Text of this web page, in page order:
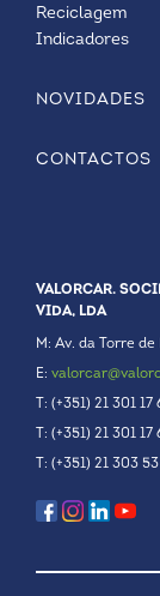
Reciclagem
Indicadores
NOVIDADES
CONTACTOS
VALORCAR.
VIDA, LDA
M: Av. da Torre
E:
T: (+351) 21 301 17
T: (+351) 21 301 17
T: (+351) 21 303